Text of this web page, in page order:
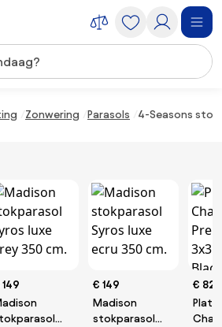
Zonwering Parasols 4-Seasons
€ 149
Madison
stokparasol
€ 829